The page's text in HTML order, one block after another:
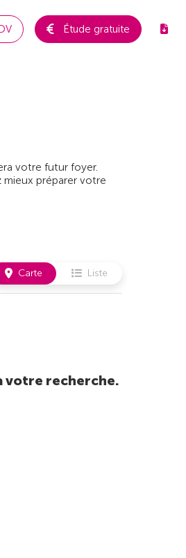
Étude gratuite
votre futur foyer.
préparer votre
Carte Liste
votre recherche.